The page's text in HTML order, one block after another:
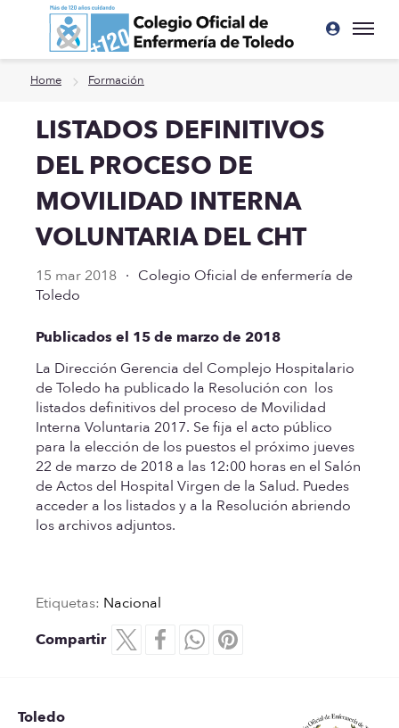
Ir a contenido principal
Home Formación
LISTADOS DEFINITIVOS
DEL PROCESO DE
MOVILIDAD INTERNA
VOLUNTARIA DEL CHT
15 mar 2018 · Colegio Oficial de enfermería de
Toledo
Publicados el 15 de marzo de 2018
La Dirección Gerencia del Complejo Hospitalario
de Toledo ha publicado la Resolución con los
listados definitivos del proceso de Movilidad
Interna Voluntaria 2017. Se fija el acto público
para la elección de los puestos el próximo jueves
22 de marzo de 2018 a las 12:00 horas en el Salón
de Actos del Hospital Virgen de la Salud. Puedes
acceder a los listados y a la Resolución abriendo
los archivos adjuntos.
Etiquetas: Nacional
Compartir
Toledo